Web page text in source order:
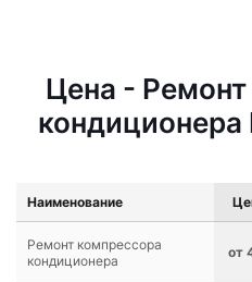
Цена -
кондиционера
Наименование
Ремонт компрессора
кондиционера
от